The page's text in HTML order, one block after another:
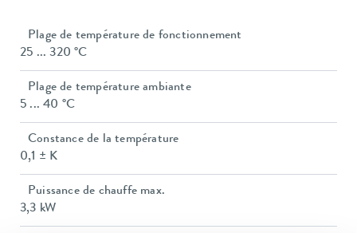
Plage de température de fonctionnement
25 ... 320 °C
Plage de température ambiante
5 ... 40 °C
Constance de la température
0,1 ± K
Puissance de chauffe max.
3,3 kW